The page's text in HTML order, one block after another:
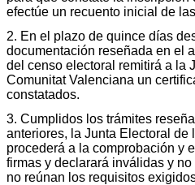
efectúe un recuento inicial de
2. En el plazo de quince días
documentación reseñada en el
del censo electoral remitirá a la
Comunitat Valenciana un
constatados.
3. Cumplidos los trámites
anteriores, la Junta Electoral de
procederá a la comprobación y
firmas y declarará inválidas y
no reúnan los requisitos